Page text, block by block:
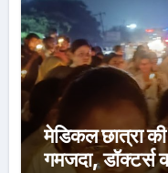
मेडिकल छात्रा
गमजदा, डॉक्टर्स